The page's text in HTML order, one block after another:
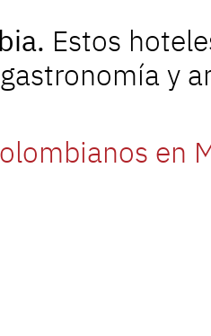
Estos
y
en